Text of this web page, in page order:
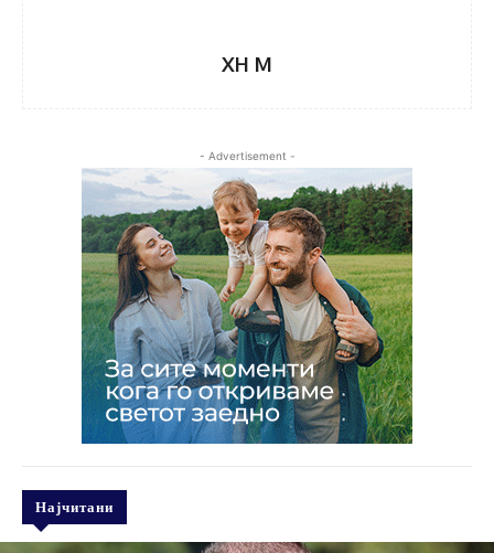
XH M
- Advertisement -
Најчитани